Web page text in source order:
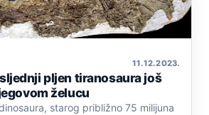
11. 12. 2023.
pljen tiranosaura još
želucu
starog približno 75 milijuna